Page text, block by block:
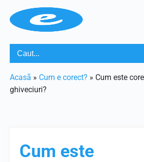
Acasã » Cum e corect? » Cum este
ghiveciuri?
Cum este